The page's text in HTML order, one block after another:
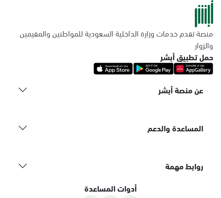
منصة تقدم خدمات وزارة الداخلية السعودية للمواطنين والمقيمين
والزوار
حمل تطبيق أبشر
عن منصة أبشر
المساعدة والدعم
روابط مهمة
أدوات المساعدة